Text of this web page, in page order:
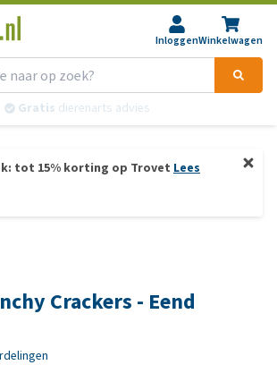
InloggenWinkelwagen
Gratis dierenarts advies
tot 15% korting op Trovet Lees
Crackers - Eend